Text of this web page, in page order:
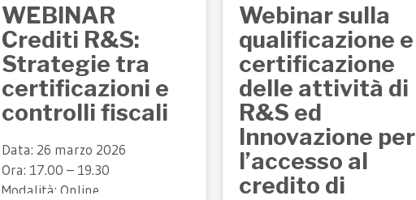
WEBINAR
Crediti R&S:
Strategie tra
certificazioni e
controlli fiscali
Data: 26 marzo 2026
Ora: 17.00 – 19.30
Modalità: Online
Webinar sulla
qualificazione e
certificazione
delle attività di
R&S ed
Innovazione per
l’accesso al
credito di